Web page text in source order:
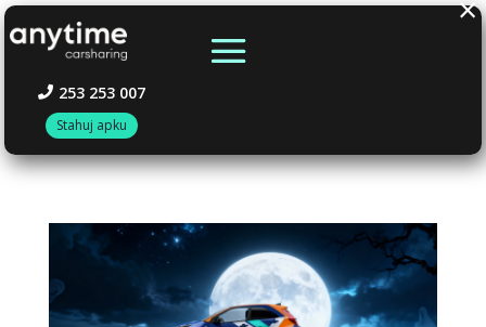
253 253 007
Stahuj apku